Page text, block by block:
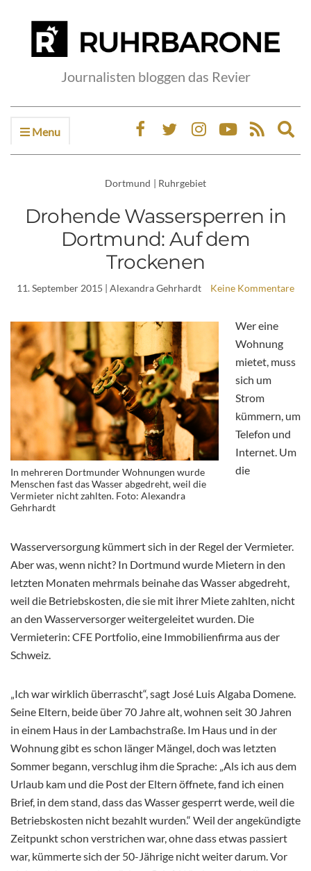
Journalisten bloggen das Revier
Menu
Dortmund | Ruhrgebiet
Drohende Wassersperren in
Dortmund: Auf dem
Trockenen
11. September 2015 | Alexandra Gehrhardt Keine Kommentare
In mehreren Dortmunder Wohnungen wurde
Menschen fast das Wasser abgedreht, weil die
Vermieter nicht zahlten. Foto: Alexandra
Gehrhardt
Wer eine
Wohnung
mietet, muss
sich um
Strom
kümmern, um
Telefon und
Internet. Um
die
Wasserversorgung kümmert sich in der Regel der Vermieter.
Aber was, wenn nicht? In Dortmund wurde Mietern in den
letzten Monaten mehrmals beinahe das Wasser abgedreht,
weil die Betriebskosten, die sie mit ihrer Miete zahlten, nicht
an den Wasserversorger weitergeleitet wurden. Die
Vermieterin: CFE Portfolio, eine Immobilienfirma aus der
Schweiz.
„Ich war wirklich überrascht“, sagt José Luis Algaba Domene.
Seine Eltern, beide über 70 Jahre alt, wohnen seit 30 Jahren
in einem Haus in der Lambachstraße. Im Haus und in der
Wohnung gibt es schon länger Mängel, doch was letzten
Sommer begann, verschlug ihm die Sprache: „Als ich aus dem
Urlaub kam und die Post der Eltern öffnete, fand ich einen
Brief, in dem stand, dass das Wasser gesperrt werde, weil die
Betriebskosten nicht bezahlt wurden.“ Weil der angekündigte
Zeitpunkt schon verstrichen war, ohne dass etwas passiert
war, kümmerte sich der 50-Jährige nicht weiter darum. Vor